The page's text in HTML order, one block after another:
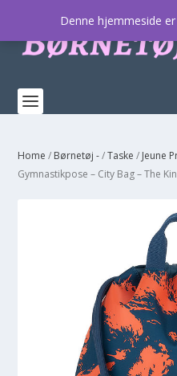
Home / Børnetøj -/Taske / Jeune
Gymnastikpose – City Bag – The
Denne hjemmeside